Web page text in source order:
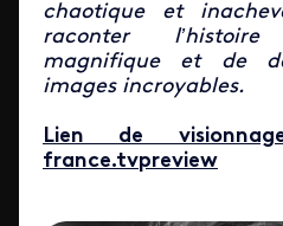
chaotique et
raconter
magnifique et de
images incroyables.
Lien de
france.tvpreview